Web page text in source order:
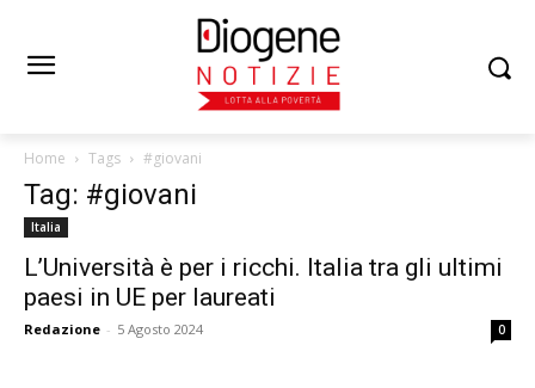
Home Tags #giovani
Tag: #giovani
Italia
L’Università è per i ricchi. Italia tra gli ultimi
paesi in UE per laureati
Redazione - 5 Agosto 2024 0